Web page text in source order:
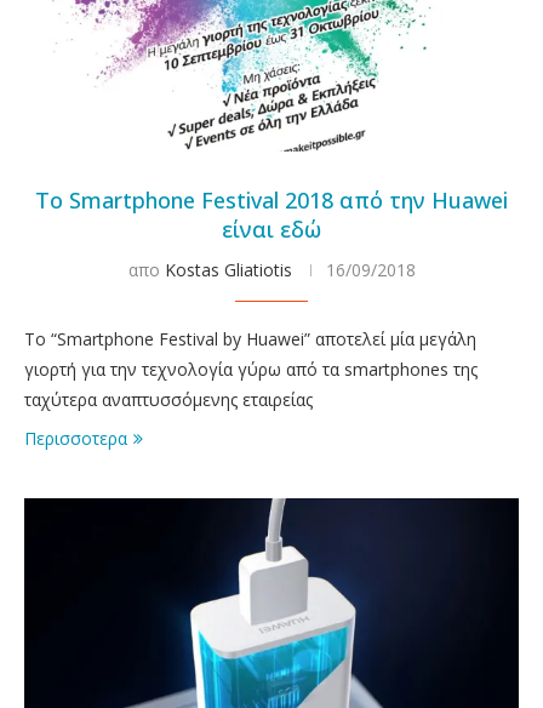
Το Smartphone Festival 2018 από την Huawei
είναι εδώ
απο Kostas Gliatiotis 16/09/2018
Το “Smartphone Festival by Huawei” αποτελεί μία μεγάλη
γιορτή για την τεχνολογία γύρω από τα smartphones της
ταχύτερα αναπτυσσόμενης εταιρείας
Περισσοτερα